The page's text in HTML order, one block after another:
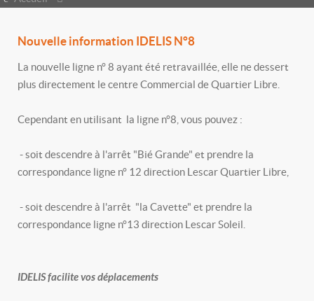
Nouvelle information IDELIS N°8
La nouvelle ligne n° 8 ayant été retravaillée, elle ne dessert
plus directement le centre Commercial de Quartier Libre.
Cependant en utilisant la ligne n°8, vous pouvez :
- soit descendre à l'arrêt "Bié Grande" et prendre la
correspondance ligne n° 12 direction Lescar Quartier Libre,
- soit descendre à l'arrêt "la Cavette" et prendre la
correspondance ligne n°13 direction Lescar Soleil.
IDELIS facilite vos déplacements